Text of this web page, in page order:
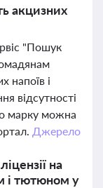
акцизних
"Пошук
напоїв і
відсутності
марку можна
Джерело
на
і тютюном у